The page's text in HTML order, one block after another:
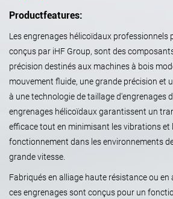
Productfeatures:
Les engrenages hélicoïdaux professionnels
conçus par iHF Group, sont des
précision destinés aux machines à bois
mouvement fluide, une grande précision et
à une technologie de taillage d'engrenages
engrenages hélicoïdaux garantissent un
efficace tout en minimisant les vibrations et
fonctionnement dans les environnements
grande vitesse.
Fabriqués en alliage haute résistance ou en
ces engrenages sont conçus pour un